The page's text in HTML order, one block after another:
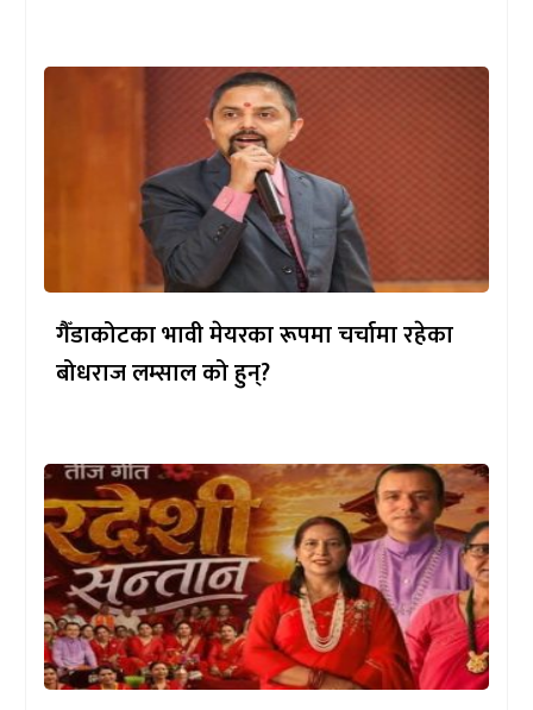
गैँडाकोटका भावी मेयरका रूपमा चर्चामा रहेका
बोधराज लम्साल को हुन्?